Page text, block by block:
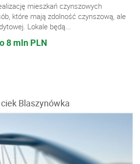
mieszkań czynszowych
które mają zdolność czynszową, ale
Lokale będą...
8 mln PLN
Blaszynówka